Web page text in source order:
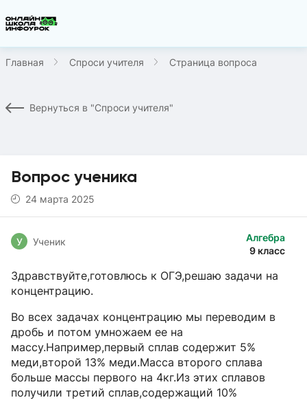
Главная Спроси учителя Страница вопроса
Вернуться в "Спроси учителя"
Вопрос ученика
24 марта 2025
Алгебра
9 класс
У Ученик
Здравствуйте,готовлюсь к ОГЭ,решаю задачи на
концентрацию.
Во всех задачах концентрацию мы переводим в
дробь и потом умножаем ее на
массу.Например,первый сплав содержит 5%
меди,второй 13% меди.Масса второго сплава
больше массы первого на 4кг.Из этих сплавов
получили третий сплав,содержащий 10%